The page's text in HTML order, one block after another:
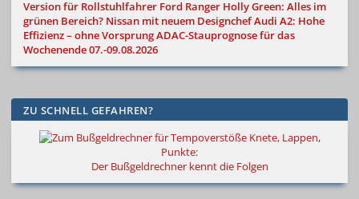
Version für Rollstuhlfahrer Ford Ranger Holly Green: Alles im
grünen Bereich? Nissan mit neuem DesignchefAudi A2: Hohe
Effizienz – ohne VorsprungADAC-Stauprognose für das
Wochenende 07.-09.08.2026
ZU SCHNELL GEFAHREN?
Knete, Lappen,
Punkte:
Der Bußgeldrechner kennt die Folgen